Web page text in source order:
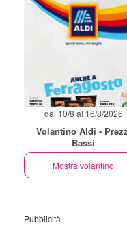
dal 10/8 al 16/8/2026
Volantino Aldi -
Bassi
Mostra volantino
Pubblicità